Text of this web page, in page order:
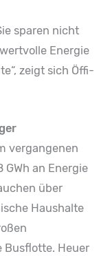
sparen nicht
Energie
zeigt sich Öffi-
vergangenen
an Energie
über
Haushalte
Busflotte. Heuer